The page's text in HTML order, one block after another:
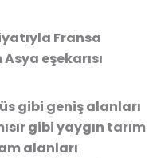
Fransa
eşekarısı
gibi geniş alanları
gibi yaygın tarım
alanları